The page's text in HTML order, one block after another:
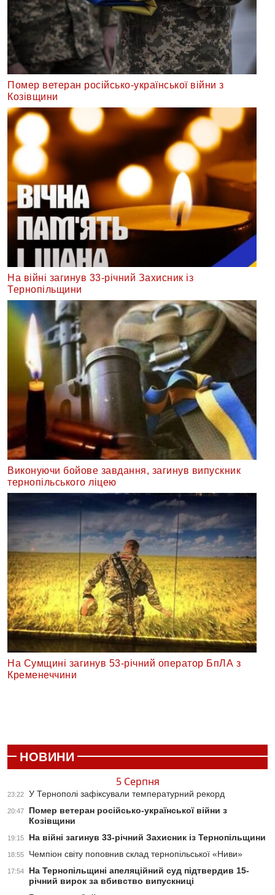
Помер ветеран російсько-української війни з
Козівщини
На війні загинув 33-річний Захисник із
Тернопільщини
Виконуючи бойове завдання, загинув випускник
тернопільського ліцею
На Сумщині загинув 53-річний оператор БпЛА з
Кременеччини
НОВИНИ
5 Серпня
23:22 У Тернополі зафіксували температурний рекорд
20:47
Помер ветеран російсько-української війни з
Козівщини
19:15 На війні загинув 33-річний Захисник із Тернопільщини
18:55 Чемпіон світу поповнив склад тернопільської «Ниви»
17:54
На Тернопільщині апеляційний суд підтвердив 15-
річний вирок за вбивство випускниці